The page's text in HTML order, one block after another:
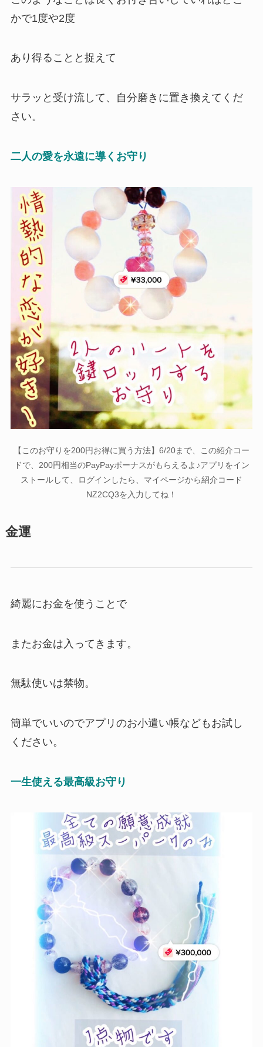
かで1度や2度
あり得ることと捉えて
サラッと受け流して、自分磨きに置き換えてくだ
さい。
二人の愛を永遠に導くお守り
【このお守りを200円お得に買う方法】6/20まで、この紹介コー
ドで、200円相当のPayPayボーナスがもらえるよ♪アプリをイン
ストールして、ログインしたら、マイページから紹介コード
NZ2CQ3を入力してね！
金運
綺麗にお金を使うことで
またお金は入ってきます。
無駄使いは禁物。
簡単でいいのでアプリのお小遣い帳などもお試し
ください。
一生使える最高級お守り